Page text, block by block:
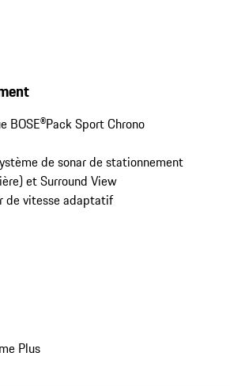
BOSE®Pack Sport Chrono
de sonar de stationnement
et Surround View
de vitesse adaptatif
Plus